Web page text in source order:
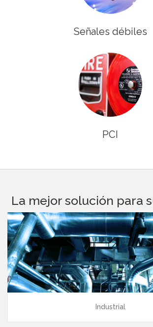
Señales débiles
PCI
La mejor solución para
Industrial